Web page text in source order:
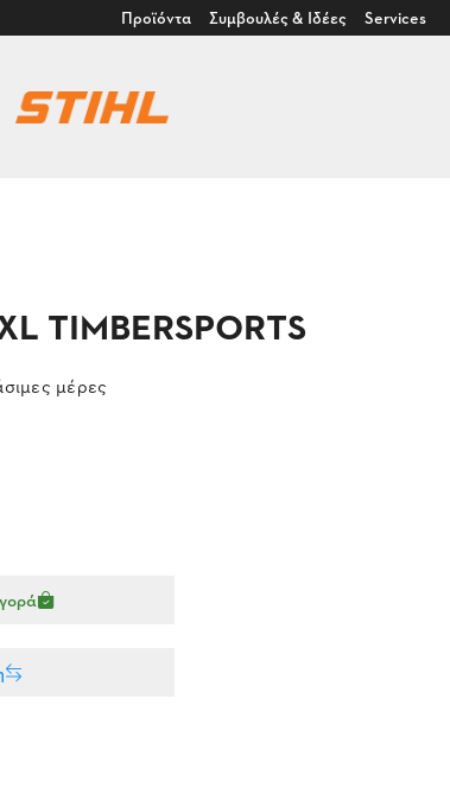
Προϊόντα Συμβουλές & Ιδέες Services
TIMBERSPORTS
μέρες